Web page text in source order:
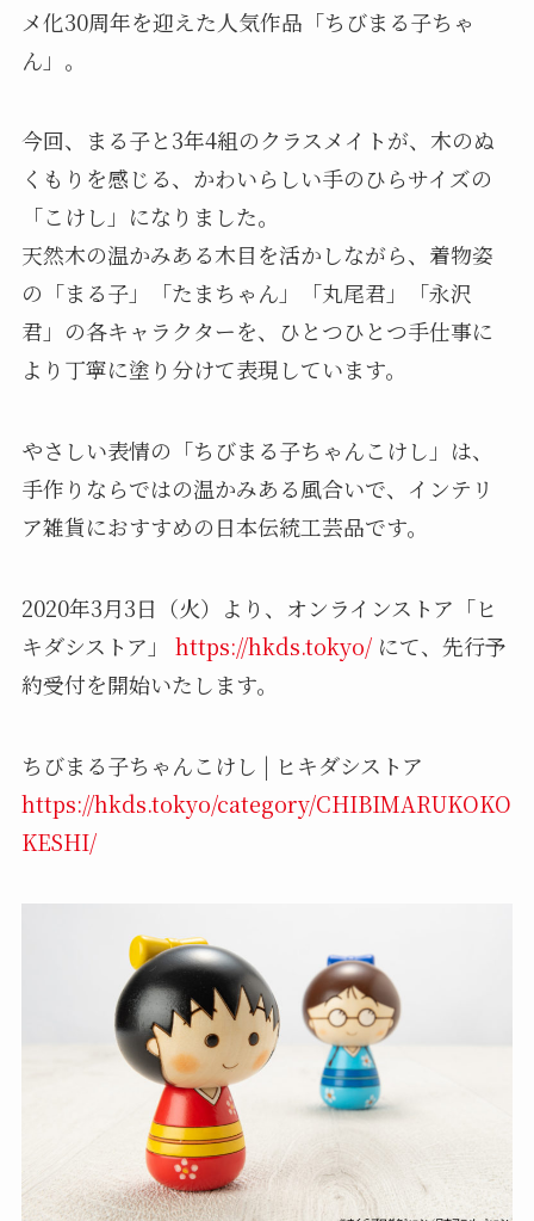
メ化30周年を迎えた人気作品「ちびまる子ちゃ
ん」。
今回、まる子と3年4組のクラスメイトが、木のぬ
くもりを感じる、かわいらしい手のひらサイズの
「こけし」になりました。
天然木の温かみある木目を活かしながら、着物姿
の「まる子」「たまちゃん」「丸尾君」「永沢
君」の各キャラクターを、ひとつひとつ手仕事に
より丁寧に塗り分けて表現しています。
やさしい表情の「ちびまる子ちゃんこけし」は、
手作りならではの温かみある風合いで、インテリ
ア雑貨におすすめの日本伝統工芸品です。
2020年3月3日（火）より、オンラインストア「ヒ
キダシストア」 https://hkds.tokyo/にて、先行予
約受付を開始いたします。
ちびまる子ちゃんこけし | ヒキダシストア
https://hkds.tokyo/category/CHIBIMARUKOKO
KESHI/